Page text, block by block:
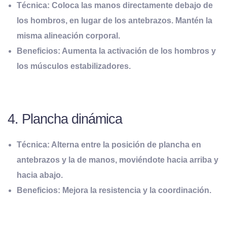
Técnica: Coloca las manos directamente debajo de
los hombros, en lugar de los antebrazos. Mantén la
misma alineación corporal.
Beneficios: Aumenta la activación de los hombros y
los músculos estabilizadores.
4. Plancha dinámica
Técnica: Alterna entre la posición de plancha en
antebrazos y la de manos, moviéndote hacia arriba y
hacia abajo.
Beneficios: Mejora la resistencia y la coordinación.